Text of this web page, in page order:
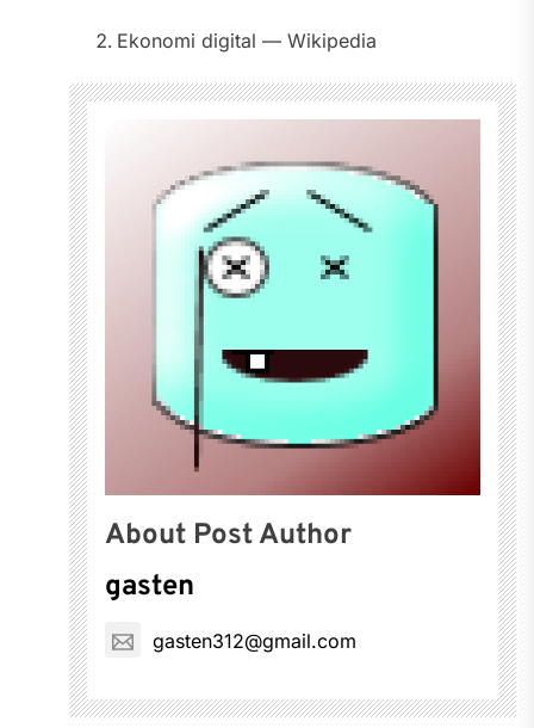
Ekonomi digital — Wikipedia
About Post Author
gasten
gasten312@gmail.com